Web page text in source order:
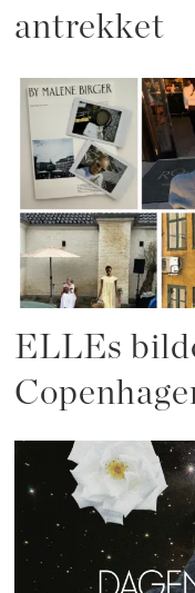
antrekket
ELLEs